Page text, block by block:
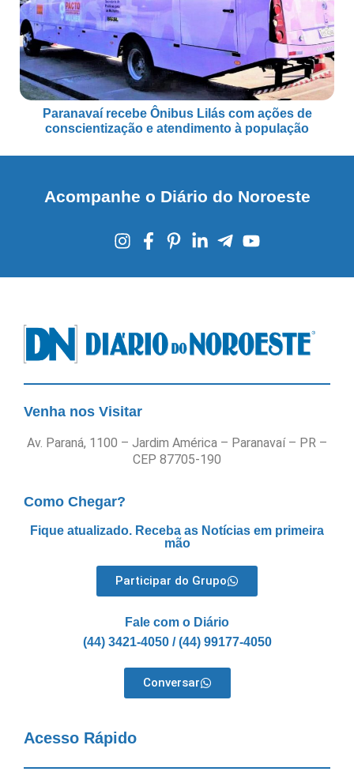
Paranavaí recebe Ônibus Lilás com ações de
conscientização e atendimento à população
Acompanhe o Diário do Noroeste
Venha nos Visitar
Av. Paraná, 1100 – Jardim América – Paranavaí – PR –
CEP 87705-190
Como Chegar?
Fique atualizado. Receba as Notícias em primeira
mão
Participar do Grupo
Fale com o Diário
(44) 3421-4050 / (44) 99177-4050
Conversar
Acesso Rápido